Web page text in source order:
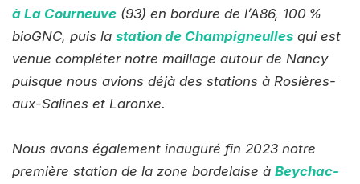
à La Courneuve (93) en bordure de l’A86, 100 %
bioGNC, puis la station de Champigneulles qui est
venue compléter notre maillage autour de Nancy
puisque nous avions déjà des stations à Rosières-
aux-Salines et Laronxe.
Nous avons également inauguré fin 2023 notre
première station de la zone bordelaise à Beychac-